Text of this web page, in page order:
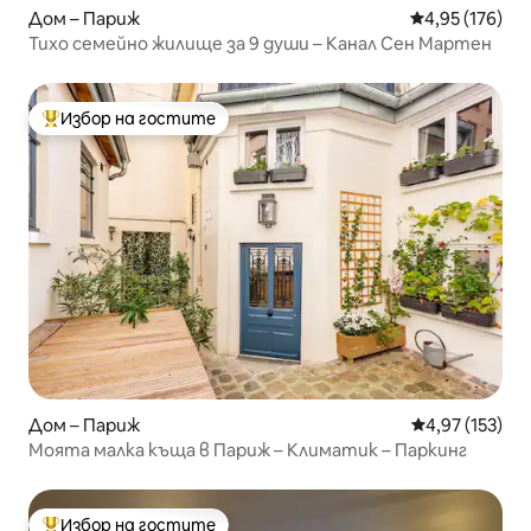
Дом – Париж Средна
4,95 (176)
Тихо семейно жилище за 9 души – Канал Сен Мартен
Най-популярен избор на гостите
Избор на гостите
Дом – Париж Средна
4,97 (153)
Моята малка къща в Париж – Климатик – Паркинг
Избор на гостите